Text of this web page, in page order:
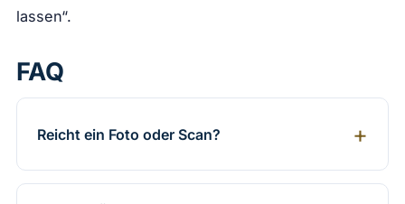
lassen“.
FAQ
Reicht ein Foto oder Scan?